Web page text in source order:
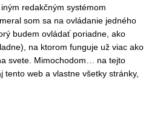
redakčným systémom
som sa na ovládanie jedného
budem ovládať poriadne, ako
na ktorom funguje už viac ako
svete. Mimochodom… na tejto
tento web a vlastne všetky stránky,